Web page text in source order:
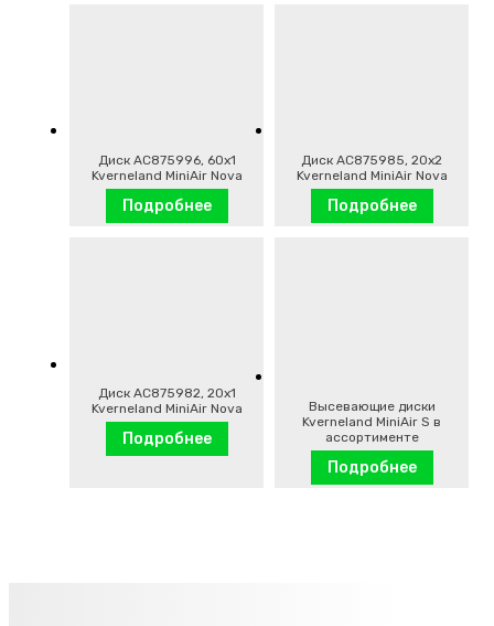
Диск AC875996, 60х1
Kverneland MiniAir Nova
Подробнее
Диск AC875985, 20х2
Kverneland MiniAir Nova
Подробнее
Диск AC875982, 20х1
Kverneland MiniAir Nova
Подробнее
Высевающие диски
Kverneland MiniAir S в
ассортименте
Подробнее